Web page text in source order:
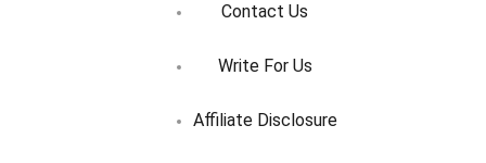
Contact Us
Write For Us
Affiliate Disclosure